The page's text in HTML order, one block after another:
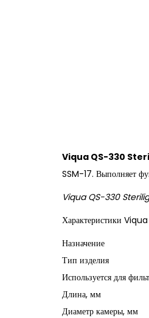
Viqua QS-330
SSM-17. Выполняет
Viqua QS-330
Характеристики
Назначение
Тип
Используется для
Длина,
Диаметр